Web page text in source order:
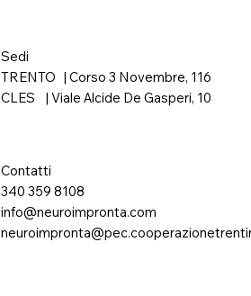
Sedi
TRENTO | Corso 3 Novembre, 116
CLES | Viale Alcide De Gasperi, 10
Contatti
340 359 8108
info@neuroimpronta.com